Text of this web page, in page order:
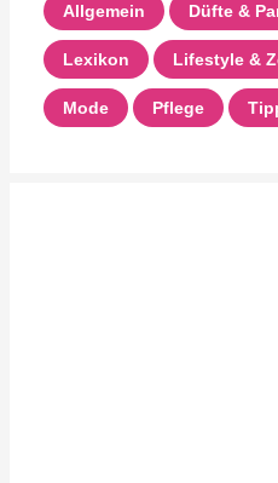
Allgemein Düfte &
Lexikon Lifestyle &
Mode Pflege